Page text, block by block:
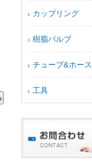
カップリング
樹脂バルブ
チューブ&ホース
工具